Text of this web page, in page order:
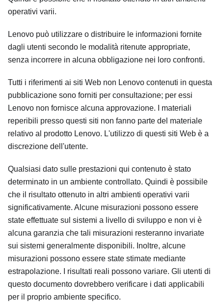
operativi varii.
Lenovo può utilizzare o distribuire le informazioni fornite
dagli utenti secondo le modalità ritenute appropriate,
senza incorrere in alcuna obbligazione nei loro confronti.
Tutti i riferimenti ai siti Web non Lenovo contenuti in questa
pubblicazione sono forniti per consultazione; per essi
Lenovo non fornisce alcuna approvazione. I materiali
reperibili presso questi siti non fanno parte del materiale
relativo al prodotto Lenovo. L'utilizzo di questi siti Web è a
discrezione dell'utente.
Qualsiasi dato sulle prestazioni qui contenuto è stato
determinato in un ambiente controllato. Quindi è possibile
che il risultato ottenuto in altri ambienti operativi varii
significativamente. Alcune misurazioni possono essere
state effettuate sul sistemi a livello di sviluppo e non vi è
alcuna garanzia che tali misurazioni resteranno invariate
sui sistemi generalmente disponibili. Inoltre, alcune
misurazioni possono essere state stimate mediante
estrapolazione. I risultati reali possono variare. Gli utenti di
questo documento dovrebbero verificare i dati applicabili
per il proprio ambiente specifico.